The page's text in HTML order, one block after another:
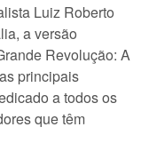
Luiz Roberto
a versão
Revolução: A
principais
a todos os
que têm